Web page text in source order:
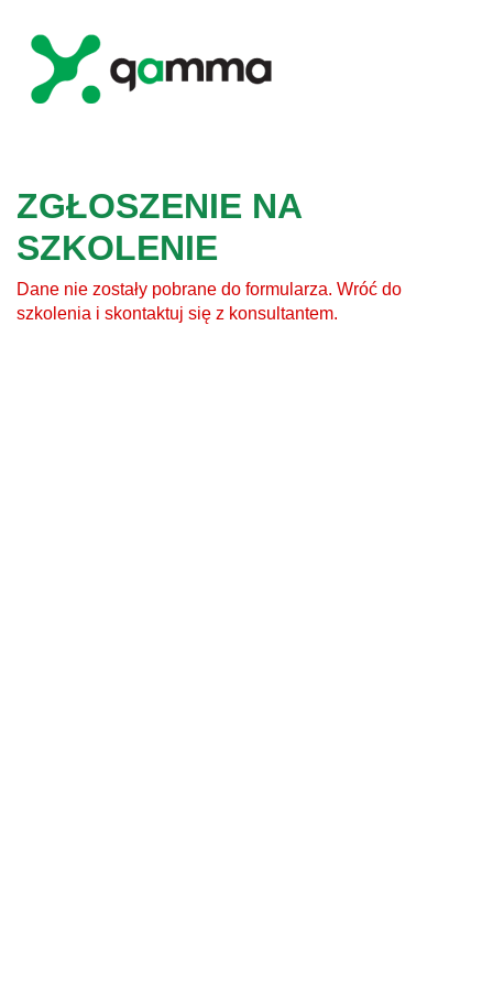
ZGŁOSZENIE NA
SZKOLENIE
Dane nie zostały pobrane do formularza. Wróć do
szkolenia i skontaktuj się z konsultantem.